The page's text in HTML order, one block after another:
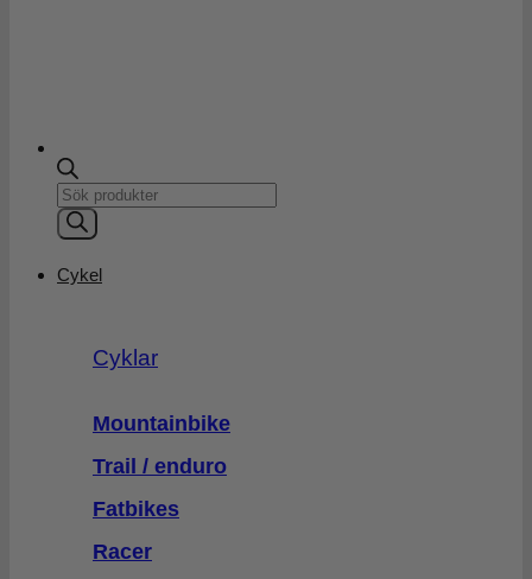
Products
search
Cykel
Cyklar
Mountainbike
Trail / enduro
Fatbikes
Racer